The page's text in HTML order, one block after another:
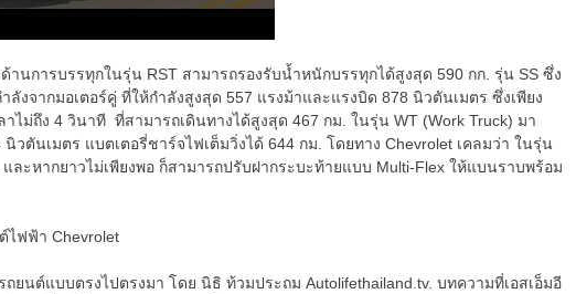
นการบรรทุกในรุ่น RST สามารถรองรับน้ำหนักบรรทุกได้สูงสุด 590 กก. รุ่น SS ซึ่ง
งจากมอเตอร์คู่ ที่ให้กำลังสูงสุด 557 แรงม้าและแรงบิด 878 นิวตันเมตร ซึ่งเพียง
ไม่ถึง 4 วินาที ที่สามารถเดินทางได้สูงสุด 467 กม. ในรุ่น WT (Work Truck) มา
ตันเมตร แบตเตอรี่ชาร์จไฟเต็มวิ่งได้ 644 กม. โดยทาง Chevrolet เคลมว่า ในรุ่น
ละหากยาวไม่เพียงพอ ก็สามารถปรับฝากระบะท้ายแบบ Multi-Flex ให้แบนราบพร้อม
ถยนต์แบบตรงไปตรงมา โดย นิธิ ท้วมประถม Autolifethailand.tv. บทความที่เอสเอ็มอี